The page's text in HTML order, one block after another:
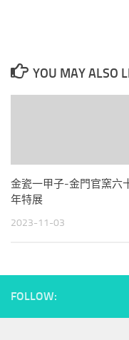
YOU MAY ALSO
金瓷一甲子-金門官窯六
年特展
2023-11-03
FOLLOW: